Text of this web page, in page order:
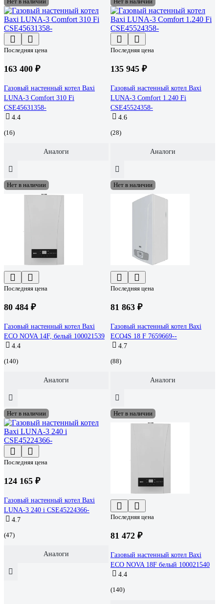
Последняя цена
163 400 ₽
Газовый настенный котел Baxi
LUNA-3 Comfort 310 Fi
CSE45631358-
4.4
(16)
Аналоги
Последняя цена
135 945 ₽
Газовый настенный котел Baxi
LUNA-3 Comfort 1.240 Fi
CSE45524358-
4.6
(28)
Аналоги
Нет в наличии
Последняя цена
80 484 ₽
Газовый настенный котел Baxi
ECO NOVA 14F, белый 100021539
4.4
(140)
Аналоги
Нет в наличии
Последняя цена
81 863 ₽
Газовый настенный котел Baxi
ECO4S 18 F 7659669--
4.7
(88)
Аналоги
Нет в наличии
Последняя цена
124 165 ₽
Газовый настенный котел Baxi
LUNA-3 240 i CSE45224366-
4.7
(47)
Аналоги
Нет в наличии
Последняя цена
81 472 ₽
Газовый настенный котел Baxi
ECO NOVA 18F белый 100021540
4.4
(140)